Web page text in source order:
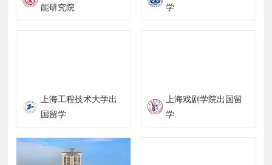
能研究院
学
上海工程技术大学出
国留学
上海戏剧学院出国留
学